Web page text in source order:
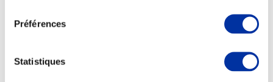
Préférences
Statistiques